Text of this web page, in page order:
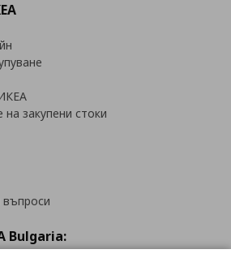
закупени стоки
въпроси
Bulgaria: